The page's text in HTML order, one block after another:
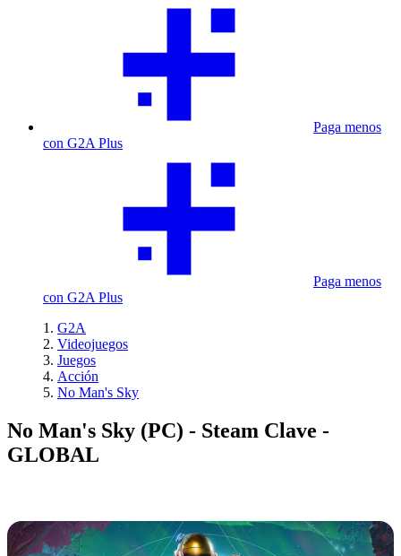
Paga menos
con G2A Plus
Paga menos
con G2A Plus
G2A
Videojuegos
Juegos
Acción
No Man's Sky
No Man's Sky (PC) - Steam Clave -
GLOBAL